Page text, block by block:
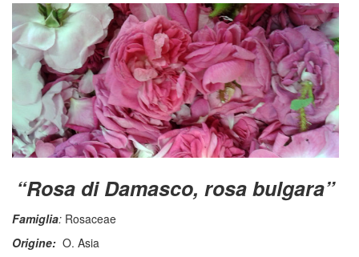
“Rosa di Damasco, rosa bulgara”
Famiglia: Rosaceae
Origine: O. Asia